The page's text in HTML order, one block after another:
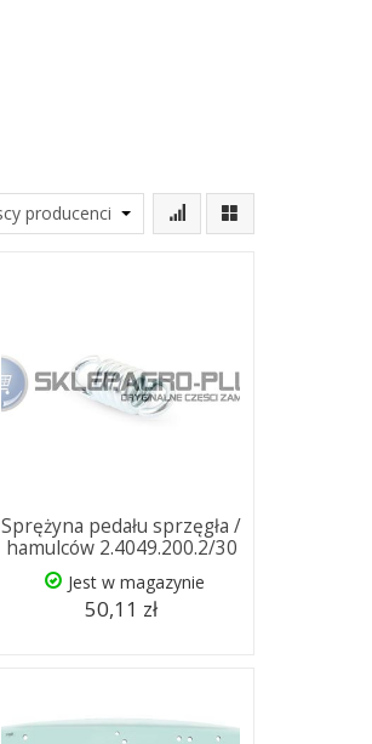
Sprężyna pedału sprzęgła /
hamulców 2.4049.200.2/30
Jest w magazynie
50,11 zł